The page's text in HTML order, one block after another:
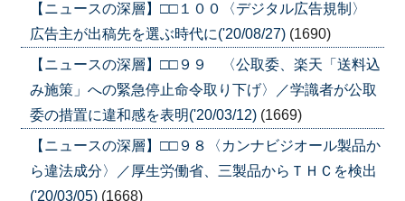
【ニュースの深層】□□１００〈デジタル広告規制〉
広告主が出稿先を選ぶ時代に('20/08/27) (1690)
【ニュースの深層】□□９９ 〈公取委、楽天「送料込
み施策」への緊急停止命令取り下げ〉／学識者が公取
委の措置に違和感を表明('20/03/12) (1669)
【ニュースの深層】□□９８〈カンナビジオール製品か
ら違法成分〉／厚生労働省、三製品からＴＨＣを検出
('20/03/05) (1668)